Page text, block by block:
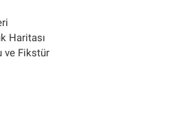
Haritası
ve Fikstür